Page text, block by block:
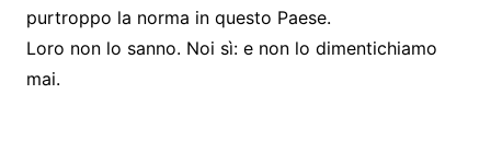
purtroppo la norma in questo Paese.
Loro non lo sanno. Noi sì: e non lo dimentichiamo
mai.